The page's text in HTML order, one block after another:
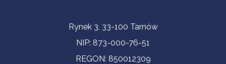
Informacje kontaktoweRynek 3, 33-100 Tarnów
NIP: 873-000-76-51
REGON: 850012309